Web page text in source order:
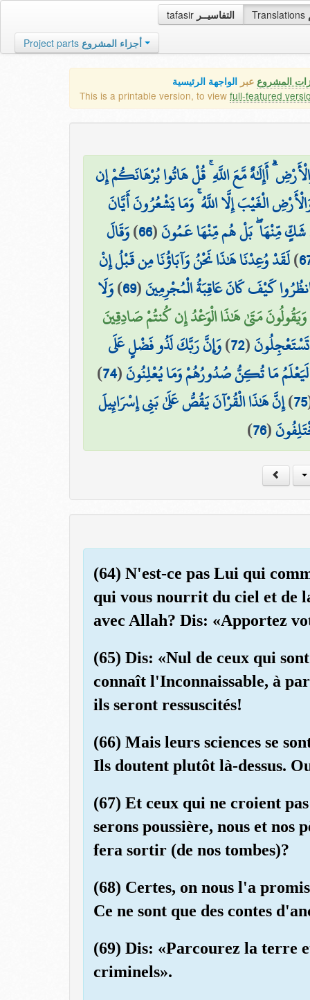
tafasir التفاسيــر Translations
Project parts أجزاء المشروع
المشروع عبر الواجهة الرئيسية
This is a printable version, to view full-featured
أَإِلَٰهٌ مَّعَ اللَّهِ ۚ قُلْ هَاتُوا بُرْهَانَكُمْ إِن
الْغَيْبَ إِلَّا اللَّهُ ۚ وَمَا يَشْعُرُونَ أَيَّانَ
شَكٍّ مِّنْهَا ۖ بَلْ هُم مِّنْهَا عَمُونَ(
66
)وَقَالَ
)لَقَدْ وُعِدْنَا هَٰذَا نَحْنُ وَآبَاؤُنَا مِن قَبْلُ إِنْ
كَيْفَ كَانَ عَاقِبَةُ الْمُجْرِمِينَ(
69
)وَلَا
وَيَقُولُونَ مَتَىٰ هَٰذَا الْوَعْدُ إِن كُنتُمْ صَادِقِينَ
(
72
)وَإِنَّ رَبَّكَ لَذُو فَضْلٍ عَلَى
مَا تُكِنُّ صُدُورُهُمْ وَمَا يُعْلِنُونَ(
74
)
75
)إِنَّ هَٰذَا الْقُرْآنَ يَقُصُّ عَلَىٰ بَنِي إِسْرَائِيلَ
(
76
)
(64) N'est-ce pas Lui qui
qui vous nourrit du ciel et de
avec Allah? Dis: «Apportez
(65) Dis: «Nul de ceux qui
connaît l'Inconnaissable, à
ils seront ressuscités!
(66) Mais leurs sciences se
Ils doutent plutôt là-dessus.
(67) Et ceux qui ne croient
serons poussière, nous et nos
fera sortir (de nos tombes)?
(68) Certes, on nous l'a
Ce ne sont que des contes
(69) Dis: «Parcourez la terre
criminels».